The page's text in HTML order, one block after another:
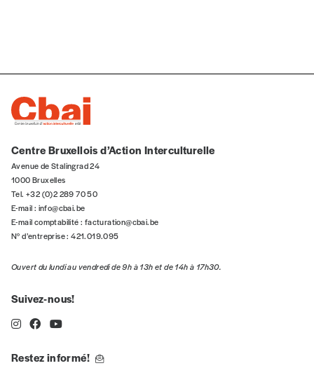
Édition numérique
Offre découverte
Vous souhaitez découvrir
Centre Bruxellois d’Action Interculturelle
Avenue de Stalingrad 24
1000 Bruxelles
Tel. +32 (0)2 289 70 50
E-mail : info@cbai.be
E-mail comptabilité : facturation@cbai.be
N° d’entreprise : 421.019.095
Ouvert du lundi au vendredi de 9h à 13h et de 14h à 17h30.
Suivez-nous!
Restez informé!